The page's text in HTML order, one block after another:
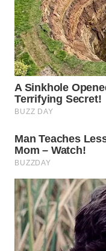
WAHANA
TRAVEL
WAHANA
TV
WAHANANEWS
WAHANANEWS
CO ID
WAHANANEWS
NET
WAHANA